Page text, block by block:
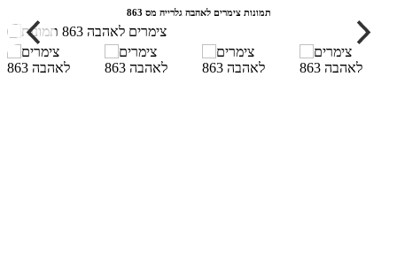
תמונות צימרים לאהבה גלרייה מס 863